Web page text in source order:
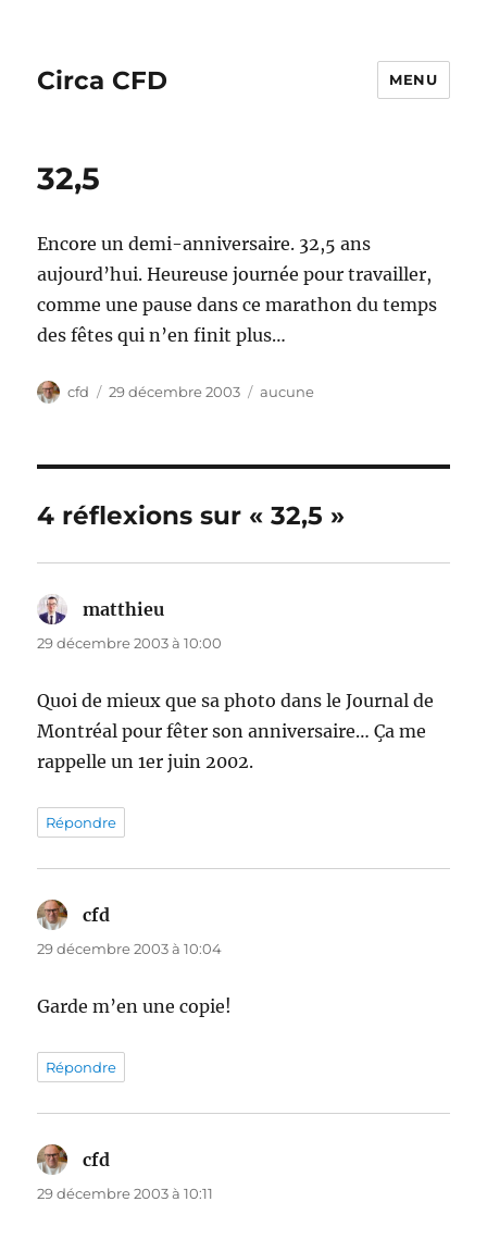
Circa CFD MENU
32,5
Encore un demi-anniversaire. 32,5 ans
aujourd’hui. Heureuse journée pour travailler,
comme une pause dans ce marathon du temps
des fêtes qui n’en finit plus…
Auteur
cfd
Publié
29 décembre 2003 Catégories
aucune
4 réflexions sur « 32,5 »
matthieu
29 décembre 2003 à 10:00
Quoi de mieux que sa photo dans le Journal de
Montréal pour fêter son anniversaire… Ça me
rappelle un 1er juin 2002.
Répondre
cfd
29 décembre 2003 à 10:04
Garde m’en une copie!
Répondre
cfd
29 décembre 2003 à 10:11